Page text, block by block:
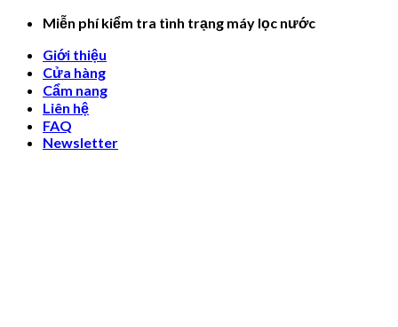
Skip
content
Miễn phí kiểm tra tình trạng máy lọc nước
Giới thiệu
Cửa hàng
Cẩm nang
Liên hệ
FAQ
Newsletter